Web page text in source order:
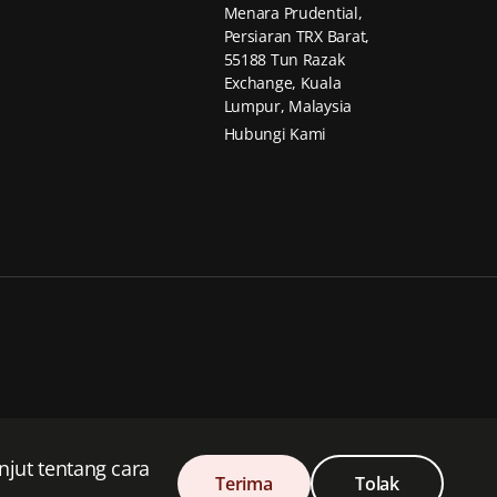
tentang cara
Terima Tolak
Menara Prudential,
Persiaran TRX Barat,
55188 Tun Razak
Exchange, Kuala
Lumpur, Malaysia
Hubungi Kami
plc dari United Kingdom.
yang beribu pejabat di Amerika Syarikat.